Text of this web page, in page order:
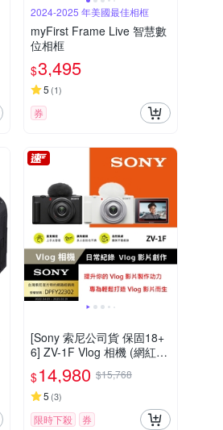
2024-2025 年美國最佳相框
myFirst Frame Live 智慧數
位相框
$3,495
5 (1)
券
[Sony 索尼公司貨 保固18+
6] ZV-1F Vlog 相機 (網紅新
手/生活隨拍)
$14,980 $15,768
5 (3)
限時下殺 券